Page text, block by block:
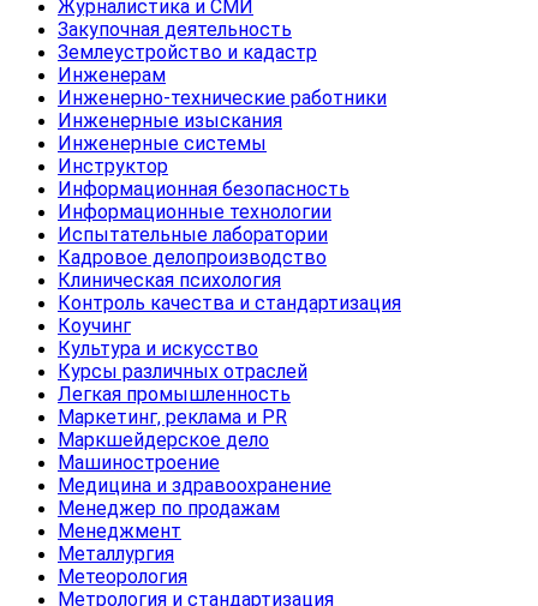
Журналистика и СМИ
Закупочная деятельность
Землеустройство и кадастр
Инженерам
Инженерно-технические работники
Инженерные изыскания
Инженерные системы
Инструктор
Информационная безопасность
Информационные технологии
Испытательные лаборатории
Кадровое делопроизводство
Клиническая психология
Контроль качества и стандартизация
Коучинг
Культура и искусство
Курсы различных отраслей
Легкая промышленность
Маркетинг, реклама и PR
Маркшейдерское дело
Машиностроение
Медицина и здравоохранение
Менеджер по продажам
Менеджмент
Металлургия
Метеорология
Метрология и стандартизация